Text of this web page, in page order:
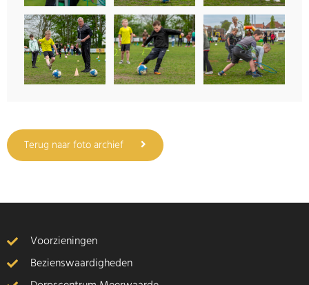
Terug naar foto archief
Voorzieningen
Bezienswaardigheden